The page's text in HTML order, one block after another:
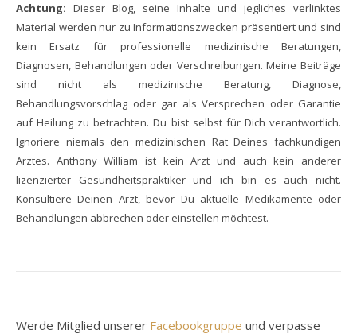
Achtung: Dieser Blog, seine Inhalte und jegliches verlinktes
Material werden nur zu Informationszwecken präsentiert und sind
kein Ersatz für professionelle medizinische Beratungen,
Diagnosen, Behandlungen oder Verschreibungen. Meine Beiträge
sind nicht als medizinische Beratung, Diagnose,
Behandlungsvorschlag oder gar als Versprechen oder Garantie
auf Heilung zu betrachten. Du bist selbst für Dich verantwortlich.
Ignoriere niemals den medizinischen Rat Deines fachkundigen
Arztes. Anthony William ist kein Arzt und auch kein anderer
lizenzierter Gesundheitspraktiker und ich bin es auch nicht.
Konsultiere Deinen Arzt, bevor Du aktuelle Medikamente oder
Behandlungen abbrechen oder einstellen möchtest.
Werde Mitglied unserer Facebookgruppe und verpasse